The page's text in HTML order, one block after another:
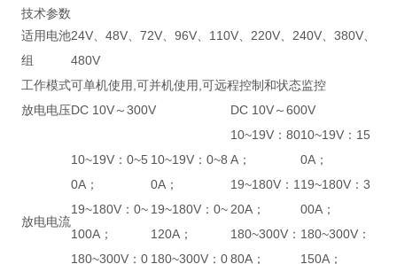
技术参数
适用电池
组
24V、48V、72V、96V、110V、220V、240V、380V、
480V
工作模式可单机使用,可并机使用,可远程控制和状态监控
放电电压DC 10V～300V DC 10V～600V
放电电流
10~19V：0~5
0A；
19~180V：0~
100A；
180~300V：0
10~19V：0~8
0A；
19~180V：0~
120A；
180~300V：0
10~19V：80
A；
19~180V：1
20A；
180~300V：
80A；
10~19V：15
0A；
19~180V：3
00A；
180~300V：
150A；